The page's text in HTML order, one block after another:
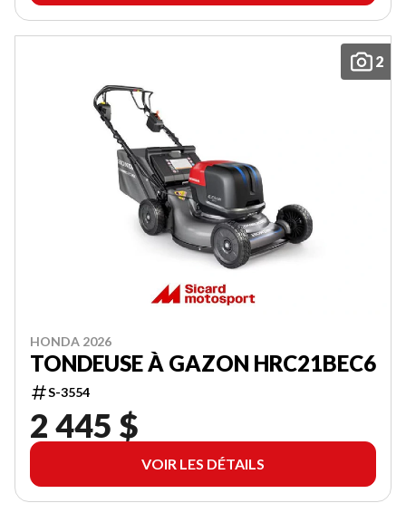
2
HONDA 2026
TONDEUSE À GAZON HRC21BEC6
S-3554
2 445 $
VOIR LES DÉTAILS